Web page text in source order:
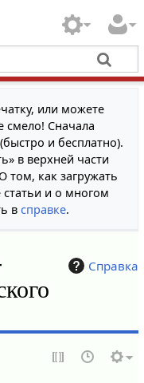
или можете
смело! Сначала
(быстро и бесплатно).
в верхней части
том, как загружать
и о многом
в справке.
Справка